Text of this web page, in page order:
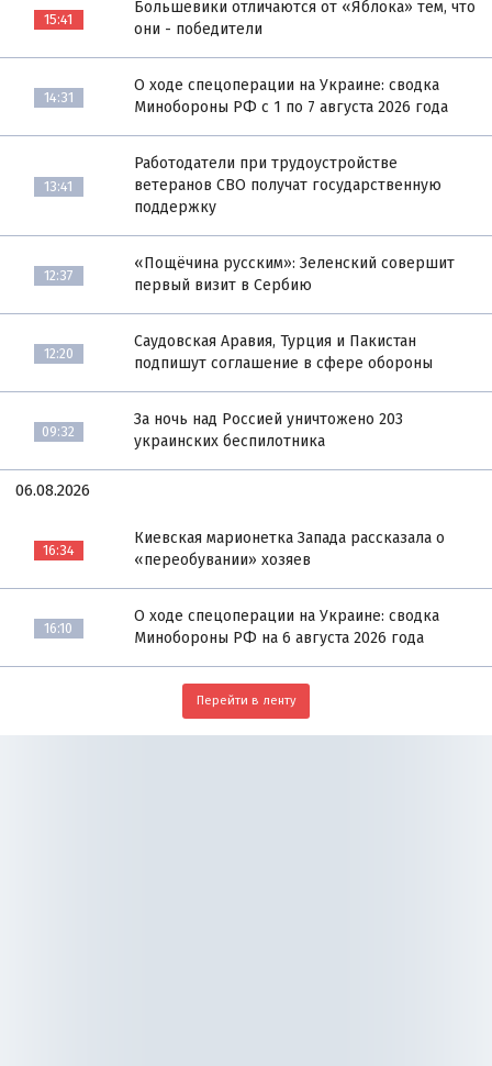
15:41
Большевики отличаются от «Яблока» тем, что
они - победители
14:31
О ходе спецоперации на Украине: сводка
Минобороны РФ с 1 по 7 августа 2026 года
13:41
Работодатели при трудоустройстве
ветеранов СВО получат государственную
поддержку
12:37
«Пощёчина русским»: Зеленский совершит
первый визит в Сербию
12:20
Саудовская Аравия, Турция и Пакистан
подпишут соглашение в сфере обороны
09:32
За ночь над Россией уничтожено 203
украинских беспилотника
06.08.2026
16:34
Киевская марионетка Запада рассказала о
«переобувании» хозяев
16:10
О ходе спецоперации на Украине: сводка
Минобороны РФ на 6 августа 2026 года
Перейти в ленту